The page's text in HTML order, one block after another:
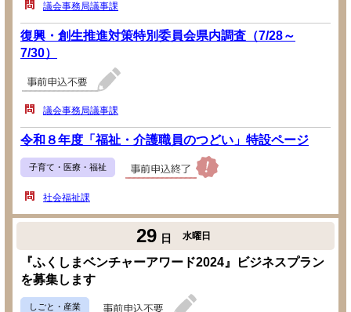
議会事務局議事課
復興・創生推進対策特別委員会県内調査（7/28～
7/30）
議会事務局議事課
令和８年度「福祉・介護職員のつどい」特設ページ
子育て・医療・福祉
社会福祉課
29 日 水曜日
『ふくしまベンチャーアワード2024』ビジネスプラン
を募集します
しごと・産業